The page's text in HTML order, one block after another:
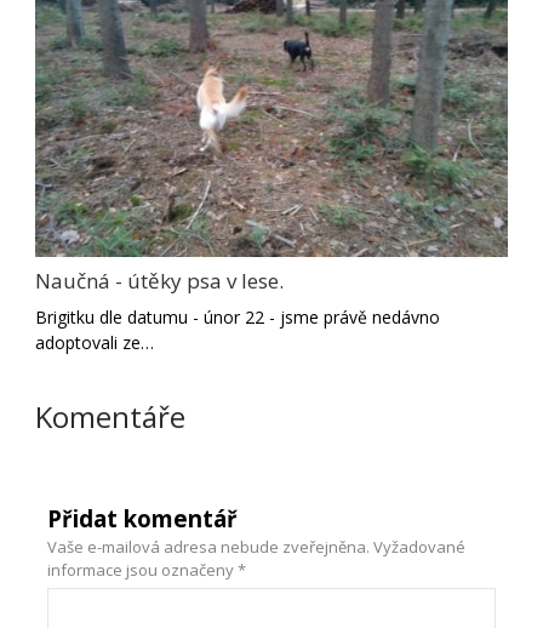
Naučná - útěky psa v lese.
Brigitku dle datumu - únor 22 - jsme právě nedávno
adoptovali ze…
Komentáře
Přidat komentář
Vaše e-mailová adresa nebude zveřejněna. Vyžadované
informace jsou označeny*